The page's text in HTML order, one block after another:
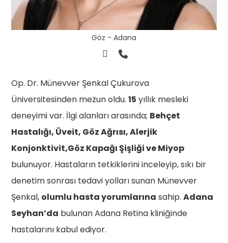
Göz - Adana
Op. Dr. Münevver Şenkal Çukurova
Üniversitesinden mezun oldu.15 yıllık mesleki
deneyimi var. İlgi alanları arasında; Behçet
Hastalığı, Üveit, Göz Ağrısı, Alerjik
Konjonktivit,Göz Kapağı Şişliği ve Miyop
bulunuyor. Hastaların tetkiklerini inceleyip, sıkı bir
denetim sonrası tedavi yolları sunan Münevver
Şenkal, olumlu hasta yorumlarına sahip.Adana
Seyhan’da bulunan Adana Retina kliniğinde
hastalarını kabul ediyor.